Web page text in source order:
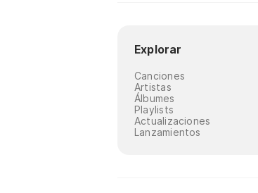
Explorar
Canciones
Artistas
Álbumes
Playlists
Actualizaciones
Lanzamientos